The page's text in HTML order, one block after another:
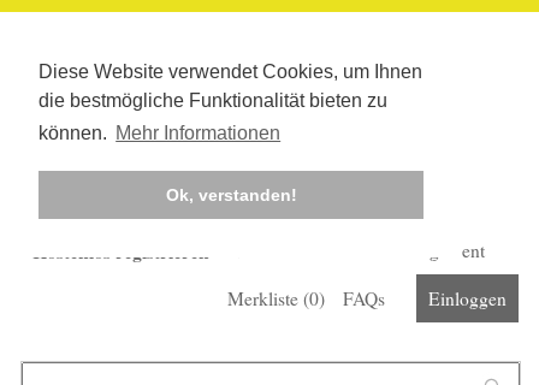
Diese Website verwendet Cookies, um Ihnen
die bestmögliche Funktionalität bieten zu
können. Mehr Informationen
Ok, verstanden!
Kostenlos registrieren
Corona-Management
Merkliste (0) FAQs Einloggen